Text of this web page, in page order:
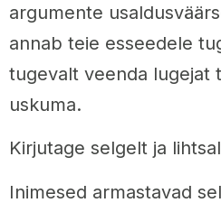
argumente
annab teie esseedele
tugevalt veenda lugejat
uskuma.
Kirjutage selgelt ja
Inimesed armastavad